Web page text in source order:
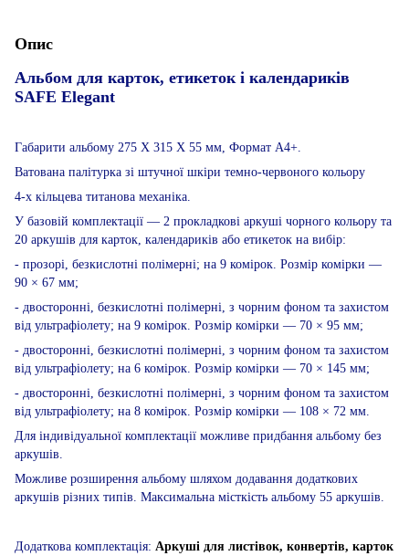
Опис
Альбом для карток, етикеток і календариків
SAFE Elegant
Габарити альбому 275 Х 315 Х 55 мм, Формат А4+.
Ватована палітурка зі штучної шкіри темно-червоного кольору
4-х кільцева титанова механіка.
У базовій комплектації — 2 прокладкові аркуші чорного кольору та
20 аркушів для карток, календариків або етикеток на вибір:
- прозорі, безкислотні полімерні; на 9 комірок. Розмір комірки —
90 × 67 мм;
- двосторонні, безкислотні полімерні, з чорним фоном та захистом
від ультрафіолету; на 9 комірок. Розмір комірки — 70 × 95 мм;
- двосторонні, безкислотні полімерні, з чорним фоном та захистом
від ультрафіолету; на 6 комірок. Розмір комірки — 70 × 145 мм;
- двосторонні, безкислотні полімерні, з чорним фоном та захистом
від ультрафіолету; на 8 комірок. Розмір комірки — 108 × 72 мм.
Для індивідуальної комплектації можливе придбання альбому без
аркушів.
Можливе розширення альбому шляхом додавання додаткових
аркушів різних типів. Максимальна місткість альбому 55 аркушів.
Додаткова комплектація: Аркуші для листівок, конвертів, карток